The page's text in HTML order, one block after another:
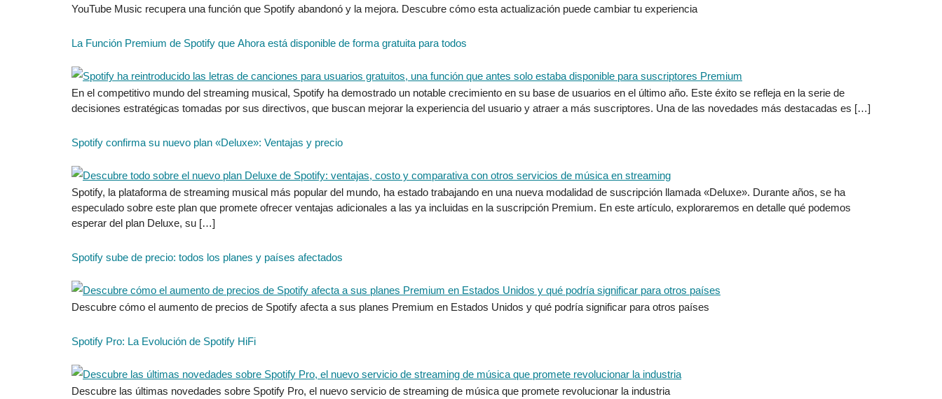
YouTube Music recupera una función que Spotify abandonó y la mejora. Descubre cómo esta actualización puede cambiar tu experiencia
La Función Premium de Spotify que Ahora está disponible de forma gratuita para todos
En el competitivo mundo del streaming musical, Spotify ha demostrado un notable crecimiento en su base de usuarios en el último año. Este éxito se refleja en la serie de
decisiones estratégicas tomadas por sus directivos, que buscan mejorar la experiencia del usuario y atraer a más suscriptores. Una de las novedades más destacadas es […]
Spotify confirma su nuevo plan «Deluxe»: Ventajas y precio
Spotify, la plataforma de streaming musical más popular del mundo, ha estado trabajando en una nueva modalidad de suscripción llamada «Deluxe». Durante años, se ha
especulado sobre este plan que promete ofrecer ventajas adicionales a las ya incluidas en la suscripción Premium. En este artículo, exploraremos en detalle qué podemos
esperar del plan Deluxe, su […]
Spotify sube de precio: todos los planes y países afectados
Descubre cómo el aumento de precios de Spotify afecta a sus planes Premium en Estados Unidos y qué podría significar para otros países
Spotify Pro: La Evolución de Spotify HiFi
Descubre las últimas novedades sobre Spotify Pro, el nuevo servicio de streaming de música que promete revolucionar la industria